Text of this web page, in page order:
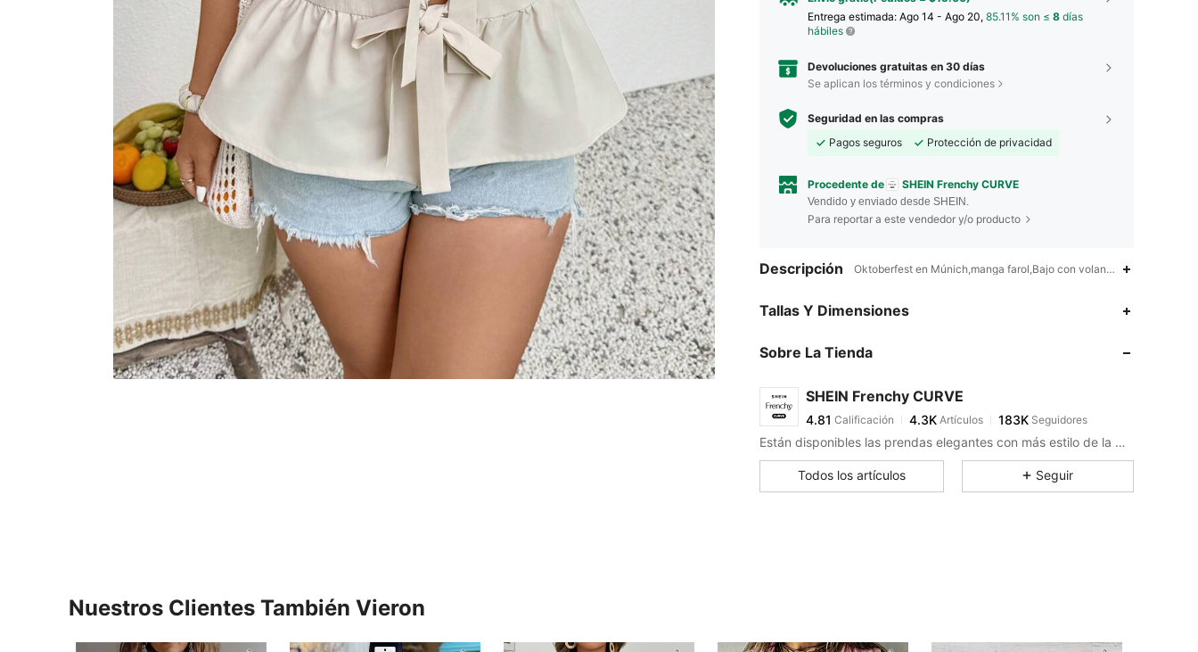
Entrega estimada: Ago 14 - Ago 20, 85.11% son ≤ 8 días
hábiles
Devoluciones gratuitas en 30 días
Se aplican los términos y condiciones
Seguridad en las compras
Pagos seguros
Protección de privacidad
Procedente de SHEIN Frenchy CURVE
Vendido y enviado desde SHEIN.
Para reportar a este vendedor y/o producto
Descripción Oktoberfest en Múnich,manga farol,Bajo con volante,Encaje en
Tallas Y Dimensiones
Sobre La Tienda
SHEIN Frenchy CURVE
4.81
4.81 4.3K
n***2pagó Hace 1 día
4.81 4.3K 183K
Están disponibles las prendas elegantes con más estilo de la moda francesa.
Todos los artículos Seguir
Nuestros Clientes También Vieron